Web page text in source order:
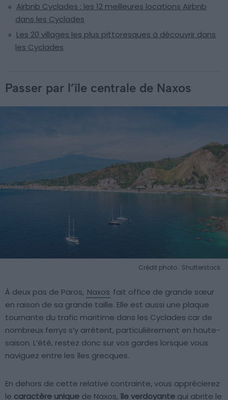
Airbnb Cyclades : les 12 meilleures locations Airbnb
dans les Cyclades
Les 20 villages les plus pittoresques à découvrir dans
les Cyclades
Passer par l’île centrale de Naxos
Crédit photo : Shutterstock
À deux pas de Paros, Naxos fait office de grande sœur
en raison de sa grande taille. Elle est aussi une plaque
tournante du trafic maritime dans les Cyclades car de
nombreux ferrys s’y arrêtent, particulièrement en haute-
saison. L’été, restez donc sur vos gardes lorsque vous
naviguez entre les îles grecques.
En dehors de cette relative contrainte, vous apprécierez
le caractère unique de Naxos, île verdoyante qui abrite le